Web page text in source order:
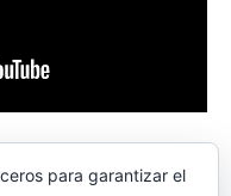
para garantizar el